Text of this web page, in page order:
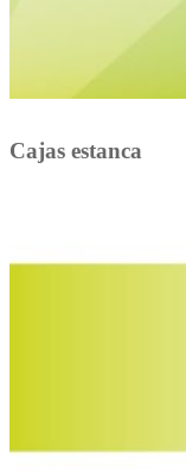
Cajas estanca